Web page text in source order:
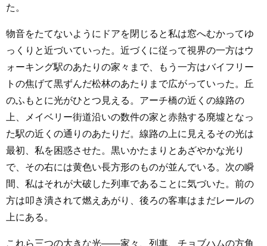
た。
物音をたてないようにドアを閉じると私は窓へむかってゆ
っくりと近づいていった。近づくに従って視界の一方はウ
ォーキング駅のあたりの家々まで、もう一方はバイフリー
トの焦げて黒ずんだ松林のあたりまで広がっていった。丘
のふもとに光がひとつ見える。アーチ橋の近くの線路の
上、メイベリー街道沿いの数件の家と赤熱する廃墟となっ
た駅の近くの通りのあたりだ。線路の上に見えるその光は
最初、私を困惑させた。黒いかたまりとあざやかな光り
で、その右には黄色い長方形のものが並んでいる。次の瞬
間、私はそれが大破した列車であることに気づいた。前の
方は叩き潰されて燃えあがり、後ろの客車はまだレールの
上にある。
これら三つの大きな光――家々、列車、チョブハムの方角